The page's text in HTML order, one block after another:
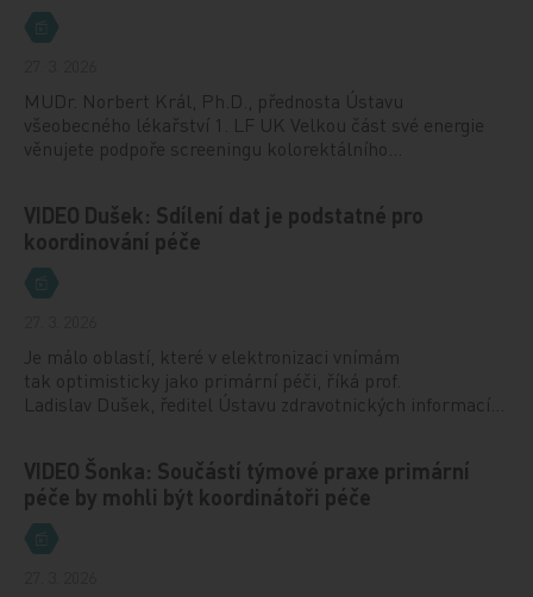
MUDr. Norbert Král, Ph.D., přednosta Ústavu
všeobecného lékařství 1. LF UK Velkou část své energie
věnujete podpoře screeningu kolorektálního…
VIDEO Dušek: Sdílení dat je podstatné pro
koordinování péče
Je málo oblastí, které v elektronizaci vnímám
tak optimisticky jako primární péči, říká prof.
Ladislav Dušek, ředitel Ústavu zdravotnických informací…
VIDEO Šonka: Součástí týmové praxe primární
péče by mohli být koordinátoři péče